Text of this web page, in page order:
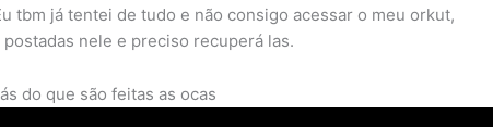
tbm já tentei de tudo e não consigo acessar o meu orkut,
nele e preciso recuperá las.